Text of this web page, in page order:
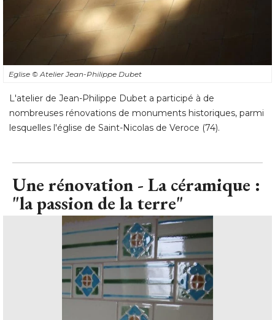
Eglise © Atelier Jean-Philippe Dubet
L'atelier de Jean-Philippe Dubet a participé à de
nombreuses rénovations de monuments historiques, parmi
lesquelles l'église de Saint-Nicolas de Veroce (74).
Une rénovation - La céramique :
"la passion de la terre"